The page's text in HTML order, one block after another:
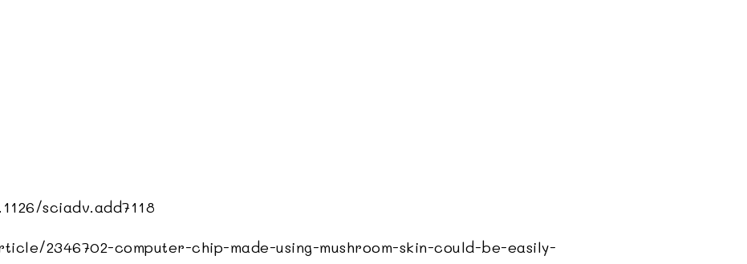
sciadv.add7118
2346702-computer-chip-made-using-mushroom-skin-could-be-easily-